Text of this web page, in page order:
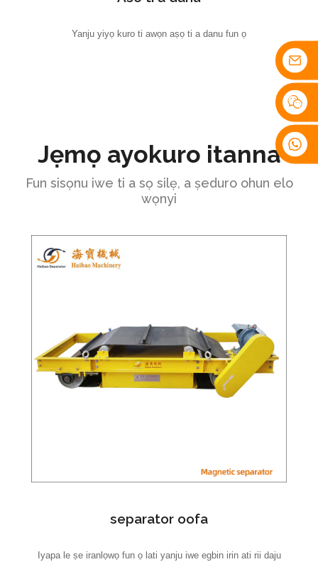
Yanju yiyọ kuro ti awọn aṣọ ti a danu fun ọ
Jẹmọ ayokuro itanna
Fun sisọnu iwe ti a sọ silẹ, a ṣeduro ohun elo
wọnyi
separator oofa
Iyapa le ṣe iranlọwọ fun ọ lati yanju iwe egbin irin ati rii daju